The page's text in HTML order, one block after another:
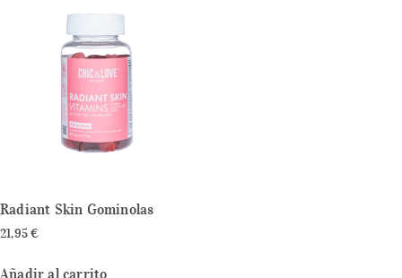
Radiant Skin Gominolas
21,95€
Añadir al carrito